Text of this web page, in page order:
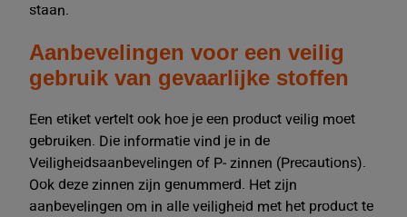
staan.
Aanbevelingen voor een veilig
gebruik van gevaarlijke stoffen
Een etiket vertelt ook hoe je een product veilig moet
gebruiken. Die informatie vind je in de
Veiligheidsaanbevelingen of P- zinnen (Precautions).
Ook deze zinnen zijn genummerd. Het zijn
aanbevelingen om in alle veiligheid met het product te